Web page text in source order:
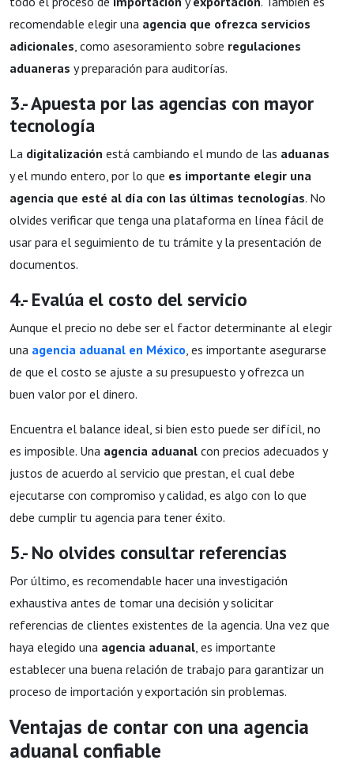
recomendable elegir una agencia que ofrezca servicios
adicionales, como asesoramiento sobre regulaciones
aduaneras y preparación para auditorías.
3.- Apuesta por las agencias con mayor
tecnología
La digitalización está cambiando el mundo de las aduanas
y el mundo entero, por lo que es importante elegir una
agencia que esté al día con las últimas tecnologías. No
olvides verificar que tenga una plataforma en línea fácil de
usar para el seguimiento de tu trámite y la presentación de
documentos.
4.- Evalúa el costo del servicio
Aunque el precio no debe ser el factor determinante al elegir
una agencia aduanal en México, es importante asegurarse
de que el costo se ajuste a su presupuesto y ofrezca un
buen valor por el dinero.
Encuentra el balance ideal, si bien esto puede ser difícil, no
es imposible. Una agencia aduanal con precios adecuados y
justos de acuerdo al servicio que prestan, el cual debe
ejecutarse con compromiso y calidad, es algo con lo que
debe cumplir tu agencia para tener éxito.
5.- No olvides consultar referencias
Por último, es recomendable hacer una investigación
exhaustiva antes de tomar una decisión y solicitar
referencias de clientes existentes de la agencia. Una vez que
haya elegido una agencia aduanal, es importante
establecer una buena relación de trabajo para garantizar un
proceso de importación y exportación sin problemas.
Ventajas de contar con una agencia
aduanal confiable